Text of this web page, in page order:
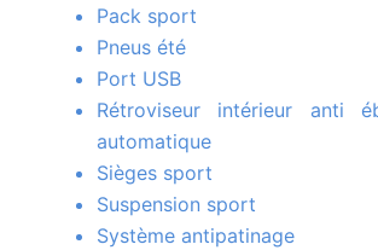
Pack sport
Pneus été
Port USB
Rétroviseur intérieur anti
automatique
Sièges sport
Suspension sport
Système antipatinage